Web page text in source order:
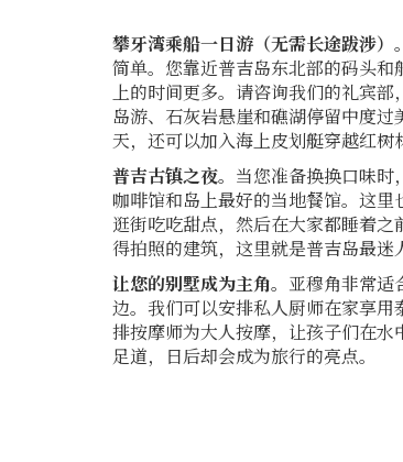
攀牙湾乘船一日游（无需长途跋涉）。
简单。您靠近普吉岛东北部的码头
上的时间更多。请咨询我们的礼宾
岛游、石灰岩悬崖和礁湖停留中度
天，还可以加入海上皮划艇穿越红树
普吉古镇之夜。 当您准备换换口味时
咖啡馆和岛上最好的当地餐馆。这
逛街吃吃甜点，然后在大家都睡着
得拍照的建筑，这里就是普吉岛最迷
让您的别墅成为主角。 亚穆角非常适
边。我们可以安排私人厨师在家享
排按摩师为大人按摩，让孩子们在
足道，日后却会成为旅行的亮点。